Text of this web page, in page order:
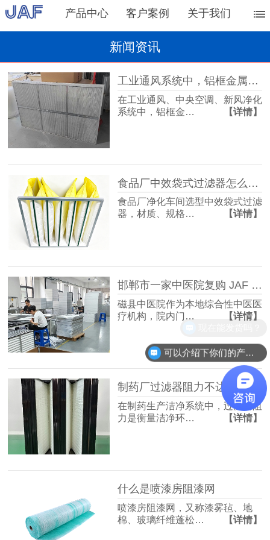
产品中心 客户案例 关于我们
新闻资讯
工业通风系统中，铝框金属网过滤器的主要作用
在工业通风、中央空调、新风净化
系统中，铝框金…
【详情】
食品厂中效袋式过滤器怎么选？过滤等级是关键
食品厂净化车间选型中效袋式过滤
器，材质、规格…
【详情】
邯郸市一家中医院复购 JAF 佳合初中效过滤器
磁县中医院作为本地综合性中医医
疗机构，院内门…
【详情】
制药厂过滤器阻力不达标？快速排查与整改方案收好！
在制药生产洁净系统中，过滤器阻
力是衡量洁净环…
【详情】
什么是喷漆房阻漆网
喷漆房阻漆网，又称漆雾毡、地
棉、玻璃纤维蓬松…
【详情】
可以介绍下你们的产品么？